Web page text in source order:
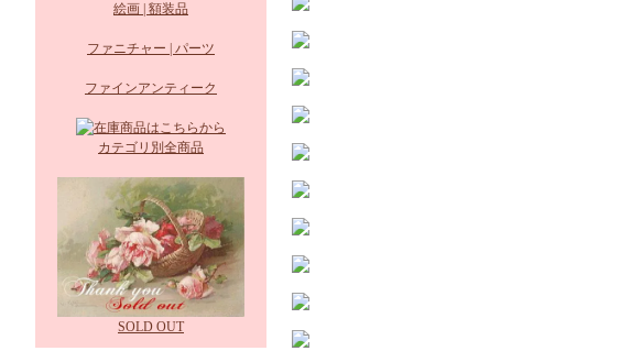
絵画 | 額装品
ファニチャー | パーツ
ファインアンティーク
カテゴリ別全商品
SOLD OUT